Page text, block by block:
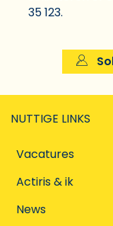
35 123.
NUTTIGE LINKS
Vacatures
Actiris & ik
News